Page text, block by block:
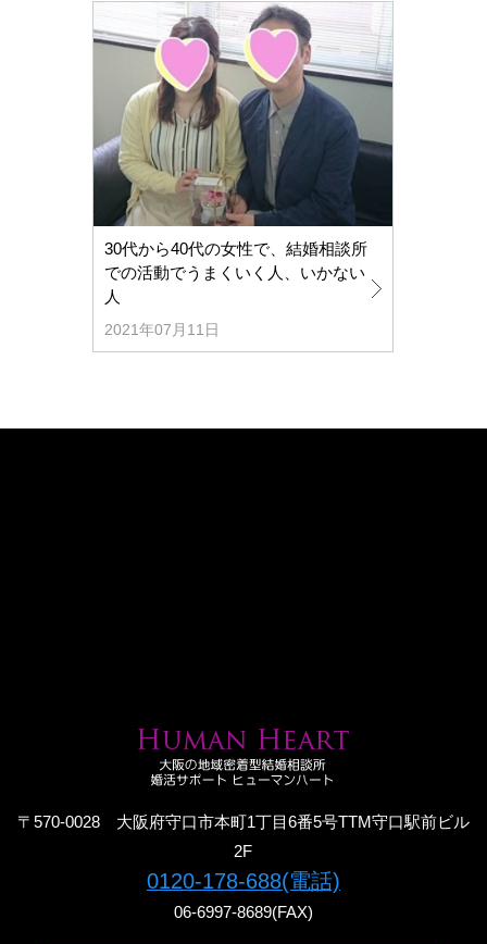
30代から40代の女性で、結婚相談所
での活動でうまくいく人、いかない
人
2021年07月11日
〒570-0028 大阪府守口市本町1丁目6番5号TTM守口駅前ビル
2F
0120-178-688(電話)
06-6997-8689(FAX)